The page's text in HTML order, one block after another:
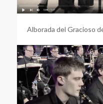
Alborada del Gracioso